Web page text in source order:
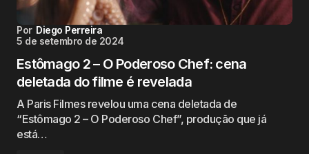
Por Diego Perreira
5 de setembro de 2024
Estômago 2 – O Poderoso Chef: cena
deletada do filme é revelada
A Paris Filmes revelou uma cena deletada de
“Estômago 2 – O Poderoso Chef”, produção que já
está…